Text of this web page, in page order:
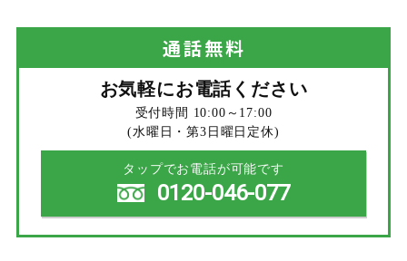
通話無料
お気軽にお電話ください
受付時間 10:00～17:00
(水曜日・第3日曜日定休)
タップでお電話が可能です
0120-046-077